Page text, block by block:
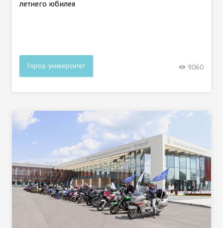
летнего юбилея
Город-университет 9060